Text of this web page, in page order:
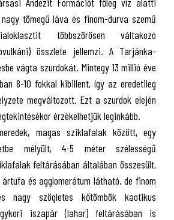
tömegű láva és finom-durva szemű
többszörösen váltakozó
összlete jellemzi. A Tarjánka-
vágta szurdokát. Mintegy 13 millió éve
8-10 fokkal kibillent, így az eredetileg
megváltozott. Ezt a szurdok elején
érzékelhetjük leginkább.
magas sziklafalak között, egy
mélyült, 4-5 méter szélességű
feltárásában általában összesült,
és agglomerátum látható, de finom
nagy szögletes kőtömbök kaotikus
iszapár (lahar) feltárásában is